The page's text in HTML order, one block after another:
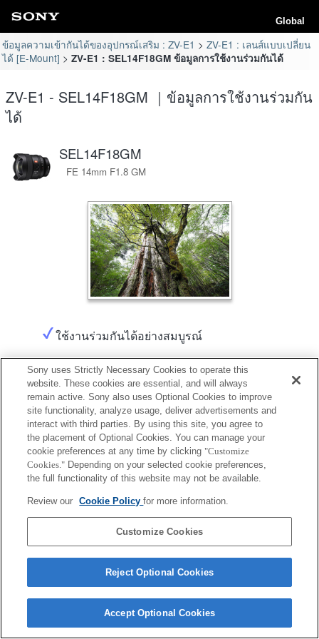
Global
ข้อมูลความเข้ากันได้ของอุปกรณ์เสริม : ZV-E1
ZV-E1 : เลนส์แบบเปลี่ยน
ได้ [E-Mount]
ZV-E1 : SEL14F18GM ข้อมูลการใช้งานร่วมกันได้
ZV-E1 - SEL14F18GM ｜ข้อมูลการใช้งานร่วมกัน
ได้
SEL14F18GM
FE 14mm F1.8 GM
ใช้งานร่วมกันได้อย่างสมบูรณ์
Terms of Use Contact Us
Copyright 2026 Sony Corporation
Sony uses Strictly Necessary Cookies to operate this
website. These cookies are essential, and will always
remain active. Sony also uses Optional Cookies to improve
site functionality, analyze usage, deliver advertisements and
interact with third parties. By using this site, you agree to
the placement of Optional Cookies. You can manage your
cookie preferences at any time by clicking "Customize
Cookies." Depending on your selected cookie preferences,
the full functionality of this website may not be available.
Review our Cookie Policyfor more information.
Customize Cookies
Reject Optional Cookies
Accept Optional Cookies